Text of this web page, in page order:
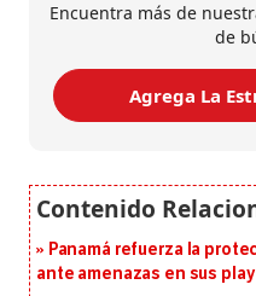
Encuentra más de
de
Agrega La
Panamá refuerza la
ante amenazas en sus